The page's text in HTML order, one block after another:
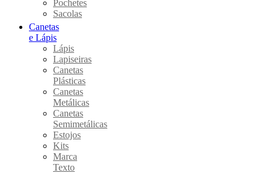
Pochetes
Sacolas
Canetas
e Lápis
Lápis
Lapiseiras
Canetas
Plásticas
Canetas
Metálicas
Canetas
Semimetálicas
Estojos
Kits
Marca
Texto